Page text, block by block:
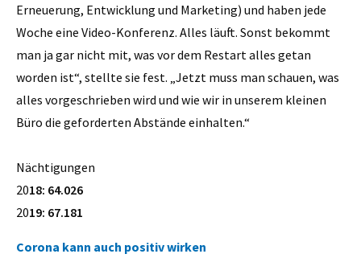
Erneuerung, Entwicklung und Marketing) und haben jede
Woche eine Video-Konferenz. Alles läuft. Sonst bekommt
man ja gar nicht mit, was vor dem Restart alles getan
worden ist“, stellte sie fest. „Jetzt muss man schauen, was
alles vorgeschrieben wird und wie wir in unserem kleinen
Büro die geforderten Abstände einhalten.“
Nächtigungen
2018: 64.026
2019: 67.181
Corona kann auch positiv wirken